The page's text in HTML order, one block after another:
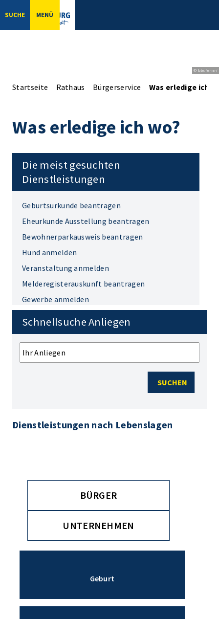
SUCHE MENÜ
© bbsferrari
Startseite Rathaus Bürgerservice Was erledige ich
Was erledige ich wo?
Die meist gesuchten
Dienstleistungen
Geburtsurkunde beantragen
Eheurkunde Ausstellung beantragen
Bewohnerparkausweis beantragen
Hund anmelden
Veranstaltung anmelden
Melderegisterauskunft beantragen
Gewerbe anmelden
Schnellsuche Anliegen
SUCHEN
Dienstleistungen nach Lebenslagen
BÜR­GER
UNTERNEHMEN
Geburt